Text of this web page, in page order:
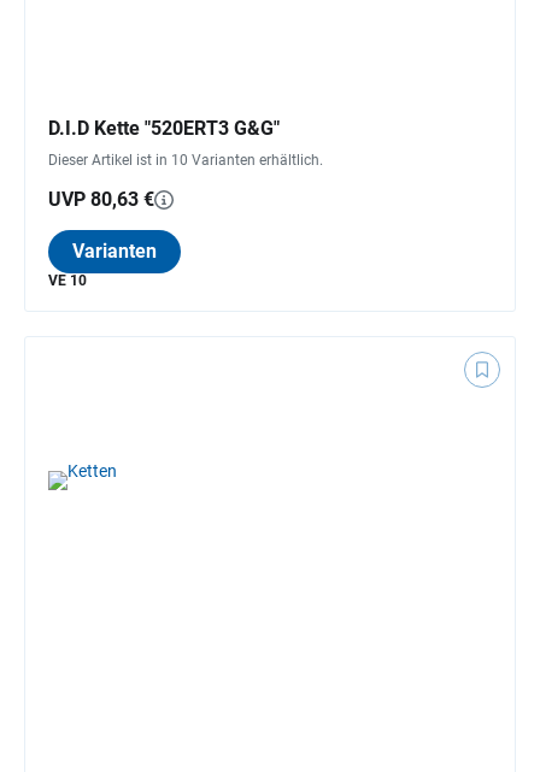
D.I.D Kette "520ERT3 G&G"
Dieser Artikel ist in 10 Varianten erhältlich.
UVP 80,63 €
Varianten
VE 10